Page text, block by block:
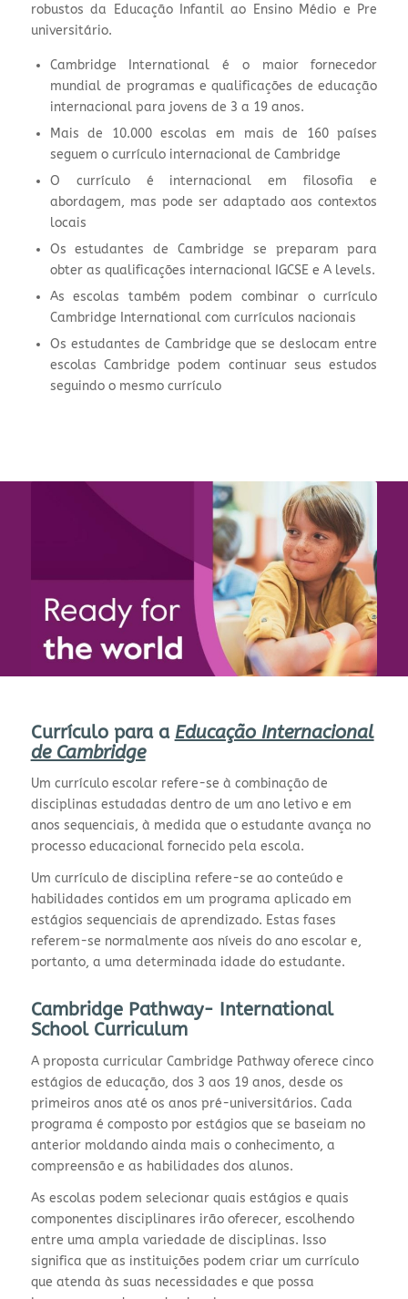
robustos da Educação Infantil ao Ensino Médio e Pre
universitário.
Cambridge International é o maior fornecedor
mundial de programas e qualificações de educação
internacional para jovens de 3 a 19 anos.
Mais de 10.000 escolas em mais de 160 países
seguem o currículo internacional de Cambridge
O currículo é internacional em filosofia e
abordagem, mas pode ser adaptado aos contextos
locais
Os estudantes de Cambridge se preparam para
obter as qualificações internacional IGCSE e A levels.
As escolas também podem combinar o currículo
Cambridge International com currículos nacionais
Os estudantes de Cambridge que se deslocam entre
escolas Cambridge podem continuar seus estudos
seguindo o mesmo currículo
Currículo para a Educação Internacional
de Cambridge
Um currículo escolar refere-se à combinação de
disciplinas estudadas dentro de um ano letivo e em
anos sequenciais, à medida que o estudante avança no
processo educacional fornecido pela escola.
Um currículo de disciplina refere-se ao conteúdo e
habilidades contidos em um programa aplicado em
estágios sequenciais de aprendizado. Estas fases
referem-se normalmente aos níveis do ano escolar e,
portanto, a uma determinada idade do estudante.
Cambridge Pathway- International
School Curriculum
A proposta curricular Cambridge Pathway oferece cinco
estágios de educação, dos 3 aos 19 anos, desde os
primeiros anos até os anos pré-universitários. Cada
programa é composto por estágios que se baseiam no
anterior moldando ainda mais o conhecimento, a
compreensão e as habilidades dos alunos.
As escolas podem selecionar quais estágios e quais
componentes disciplinares irão oferecer, escolhendo
entre uma ampla variedade de disciplinas. Isso
significa que as instituições podem criar um currículo
que atenda às suas necessidades e que possa